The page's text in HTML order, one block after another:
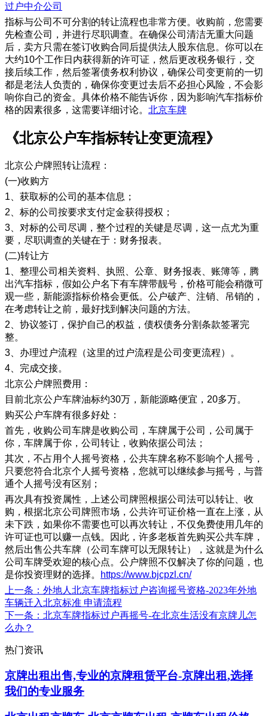
过户中介公司
指标与公司不可分割的转让流程也非常方便。收购前，您需要
先检查公司，并进行尽职调查。在确保公司清洁无重大问题
后，卖方只需在签订收购合同后提供法人股东信息。你可以在
大约10个工作日内获得新的许可证，然后更改税务银行，交
接后续工作，然后签署债务权利协议，确保公司变更前的一切
都是老法人负责的，确保你变更过去后不必担心风险，不会影
响你自己的资金。具体价格不能告诉你，因为影响汽车指标价
格的因素很多，这需要详细讨论。 北京车牌
《北京公户车指标转让变更流程》
北京公户牌照转让流程：
(一)收购方
1、获取标的公司的基本信息；
2、标的公司按要求支付定金获得授权；
3、对标的公司尽调，整个过程的关键是尽调，这一点尤为重
要，尽职调查的关键在于：财务报表。
(二)转让方
1、整理公司相关资料、执照、公章、财务报表、账簿等，腾
出汽车指标，假如公户名下有车牌带靓号，价格可能会稍微可
观一些，新能源指标价格会更低。公户破产、注销、吊销的，
在考虑转让之前，最好找到解决问题的方法。
2、协议签订，保护自己的权益，债权债务分割条款签署完
整。
3、办理过户流程（这里的过户流程是公司变更流程）。
4、完成交接。
北京公户牌照费用：
目前北京公户车牌油标约30万，新能源略便宜，20多万。
购买公户车牌有很多好处：
首先，收购公司车牌是收购公司，车牌属于公司，公司属于
你，车牌属于你，公司转让，收购依据公司法；
其次，不占用个人摇号资格，公共车牌名称不影响个人摇号，
只要您符合北京个人摇号资格，您就可以继续参与摇号，与普
通个人摇号没有区别；
再次具有投资属性，上述公司牌照根据公司法可以转让、收
购，根据北京公司牌照市场，公共许可证价格一直在上涨，从
未下跌，如果你不需要也可以再次转让，不仅免费使用几年的
许可证也可以赚一点钱。因此，许多老板首先购买公共车牌，
然后出售公共车牌（公司车牌可以无限转让），这就是为什么
公司车牌受欢迎的核心点。公户牌照不仅解决了你的问题，也
是你投资理财的选择。
https://www.bjcpzl.cn/
上一条 ：外地人北京车牌指标过户咨询摇号资格-2023年外地
车辆迁入北京标准 申请流程
下一条 ：北京车牌指标过户再摇号-在北京生活没有京牌儿怎
么办？
热门资讯
京牌出租出售,专业的京牌租赁平台-京牌出租,选择
我们的专业服务